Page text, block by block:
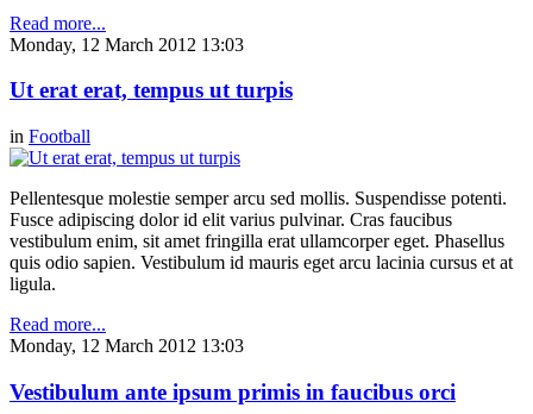
Read more...
Monday, 12 March 2012 13:03
Ut erat erat, tempus ut turpis
in Football
Pellentesque molestie semper arcu sed mollis. Suspendisse potenti.
Fusce adipiscing dolor id elit varius pulvinar. Cras faucibus
vestibulum enim, sit amet fringilla erat ullamcorper eget. Phasellus
quis odio sapien. Vestibulum id mauris eget arcu lacinia cursus et at
ligula.
Read more...
Monday, 12 March 2012 13:03
Vestibulum ante ipsum primis in faucibus orci